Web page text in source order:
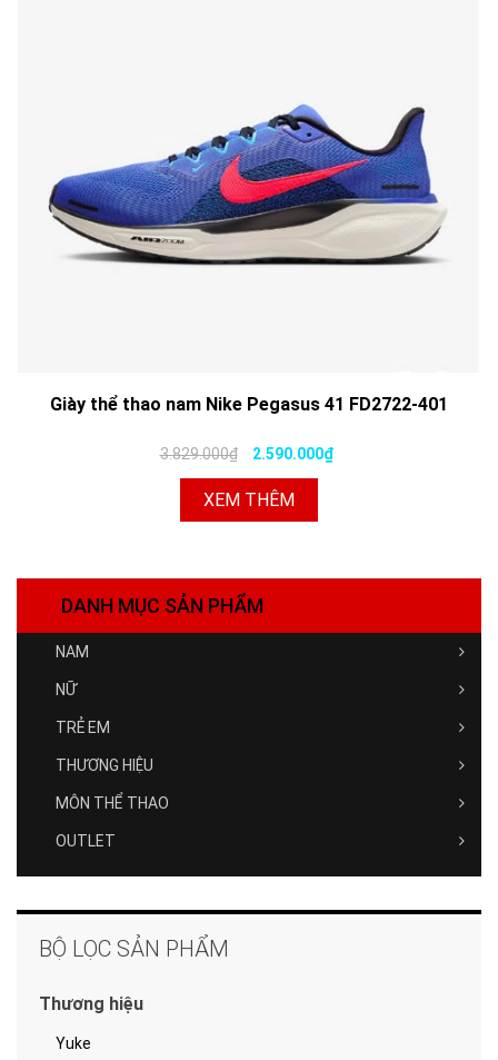
Giày thể thao nam Nike Pegasus 41 FD2722-401
3.829.000₫ 2.590.000₫
XEM THÊM
DANH MỤC SẢN PHẨM
NAM
NỮ
TRẺ EM
THƯƠNG HIỆU
MÔN THỂ THAO
OUTLET
BỘ LỌC SẢN PHẨM
Thương hiệu
Yuke